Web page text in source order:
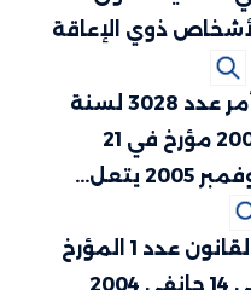
ذوي الإعاقة
أمر عدد 3028 لسنة
2005 مؤرخ في 21
يتعل...
القانون عدد 1 المؤرخ
في 14 جانفي 2004